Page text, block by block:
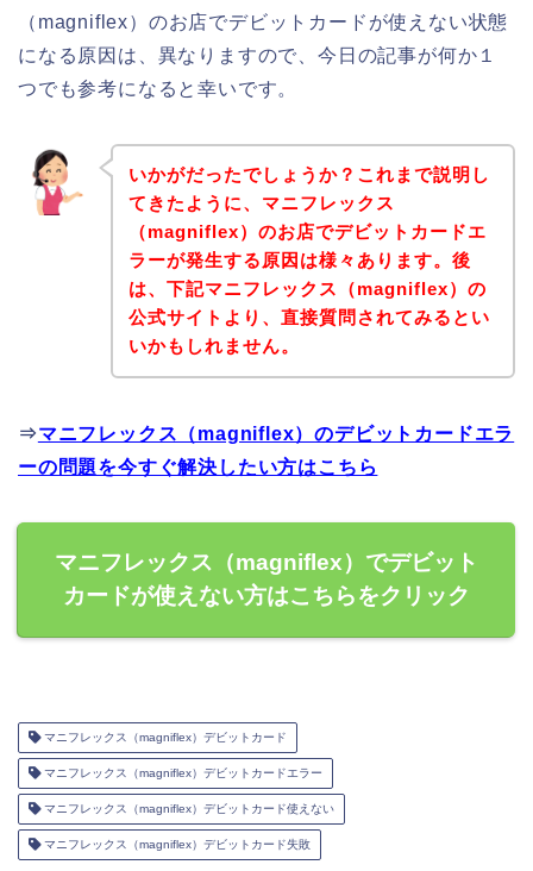
（magniflex）のお店でデビットカードが使えない状態
になる原因は、異なりますので、今日の記事が何か１
つでも参考になると幸いです。
いかがだったでしょうか？これまで説明し
てきたように、マニフレックス
（magniflex）のお店でデビットカードエ
ラーが発生する原因は様々あります。後
は、下記マニフレックス（magniflex）の
公式サイトより、直接質問されてみるとい
いかもしれません。
⇒マニフレックス（magniflex）のデビットカードエラ
ーの問題を今すぐ解決したい方はこちら
マニフレックス（magniflex）でデビット
カードが使えない方はこちらをクリック
マニフレックス（magniflex）デビットカード
マニフレックス（magniflex）デビットカードエラー
マニフレックス（magniflex）デビットカード使えない
マニフレックス（magniflex）デビットカード失敗